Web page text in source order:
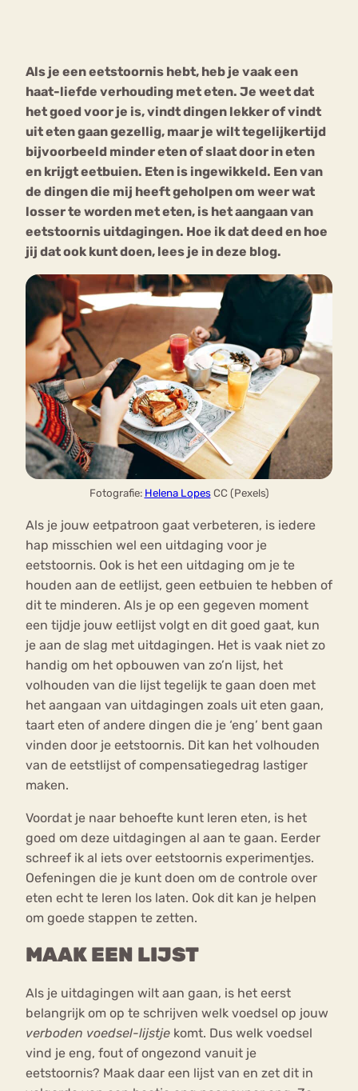
Als je een eetstoornis hebt, heb je vaak een
haat-liefde verhouding met eten. Je weet dat
het goed voor je is, vindt dingen lekker of vindt
uit eten gaan gezellig, maar je wilt tegelijkertijd
bijvoorbeeld minder eten of slaat door in eten
en krijgt eetbuien. Eten is ingewikkeld. Een van
de dingen die mij heeft geholpen om weer wat
losser te worden met eten, is het aangaan van
eetstoornis uitdagingen. Hoe ik dat deed en hoe
jij dat ook kunt doen, lees je in deze blog.
Fotografie: Helena LopesCC (Pexels)
Als je jouw eetpatroon gaat verbeteren, is iedere
hap misschien wel een uitdaging voor je
eetstoornis. Ook is het een uitdaging om je te
houden aan de eetlijst, geen eetbuien te hebben of
dit te minderen. Als je op een gegeven moment
een tijdje jouw eetlijst volgt en dit goed gaat, kun
je aan de slag met uitdagingen. Het is vaak niet zo
handig om het opbouwen van zo’n lijst, het
volhouden van die lijst tegelijk te gaan doen met
het aangaan van uitdagingen zoals uit eten gaan,
taart eten of andere dingen die je ‘eng’ bent gaan
vinden door je eetstoornis. Dit kan het volhouden
van de eetstlijst of compensatiegedrag lastiger
maken.
Voordat je naar behoefte kunt leren eten, is het
goed om deze uitdagingen al aan te gaan. Eerder
schreef ik al iets over eetstoornis experimentjes.
Oefeningen die je kunt doen om de controle over
eten echt te leren los laten. Ook dit kan je helpen
om goede stappen te zetten.
MAAK EEN LIJST
Als je uitdagingen wilt aan gaan, is het eerst
belangrijk om op te schrijven welk voedsel op jouw
verboden voedsel-lijstje komt. Dus welk voedsel
vind je eng, fout of ongezond vanuit je
eetstoornis? Maak daar een lijst van en zet dit in
Forum
mia
Nerv
osa
Eetstoornis Anorexia Nervosa
Eetbuien Piekeren Sport
Trauma
Orthorexia
Afvallen Angst